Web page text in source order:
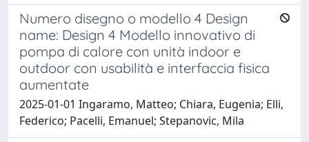
Numero disegno o modello 4 Design
name: Design 4 Modello innovativo di
pompa di calore con unità indoor e
outdoor con usabilità e interfaccia fisica
aumentate
2025-01-01 Ingaramo, Matteo; Chiara, Eugenia; Elli,
Federico; Pacelli, Emanuel; Stepanovic, Mila